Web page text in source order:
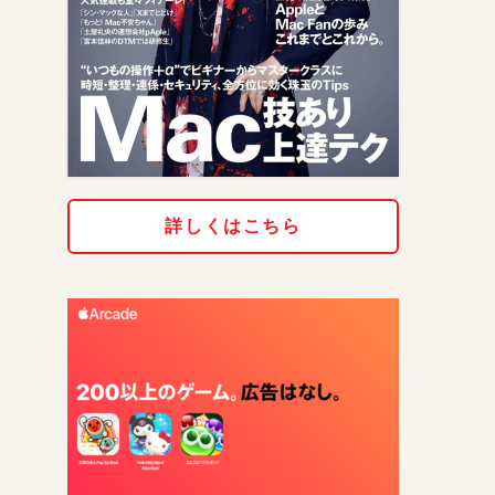
詳しくはこちら